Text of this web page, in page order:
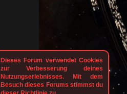
Dieses Forum verwendet Cookies
zur Verbesserung deines
Nutzungserlebnisses. Mit dem
Besuch dieses Forums stimmst du